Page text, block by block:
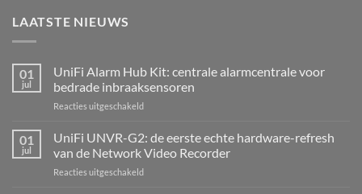
LAATSTE NIEUWS
01
jul
UniFi Alarm Hub Kit: centrale alarmcentrale voor
bedrade inbraaksensoren
Reacties uitgeschakeldvoor
Alarm
Hub
Kit:
centrale
01
jul
UniFi UNVR-G2: de eerste echte hardware-refresh
van de Network Video Recorder
Reacties uitgeschakeldvoor